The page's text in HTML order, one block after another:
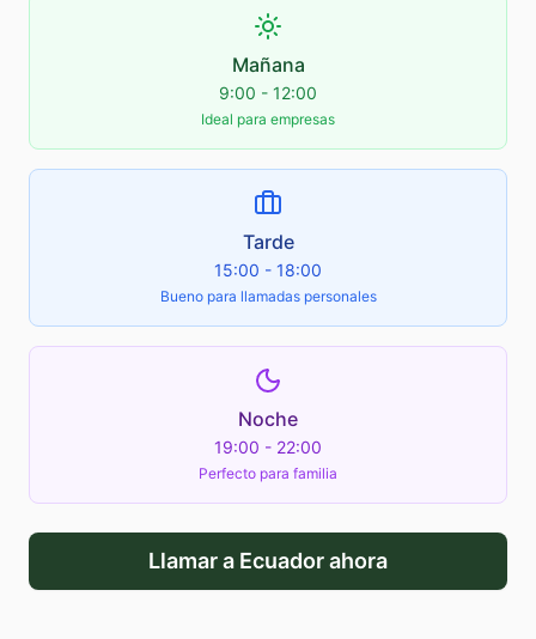
Mañana
9:00 - 12:00
Ideal para empresas
Tarde
15:00 - 18:00
Bueno para llamadas personales
Noche
19:00 - 22:00
Perfecto para familia
Llamar a Ecuadorahora